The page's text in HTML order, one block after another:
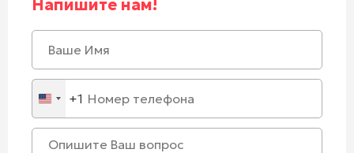
Напишите нам!
United
States
+1
+1